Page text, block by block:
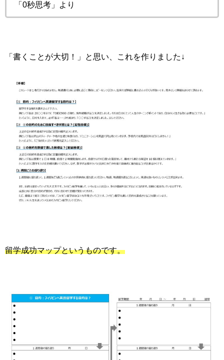
「0秒思考」より
「書くことが大切！」と思い、これを作りました↓
留学成功マップというものです。